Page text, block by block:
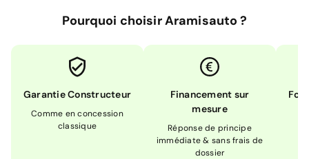
Pourquoi choisir Aramisauto ?
Garantie Constructeur
Comme en concession
classique
Financement sur
mesure
Réponse de principe
immédiate & sans frais de
dossier